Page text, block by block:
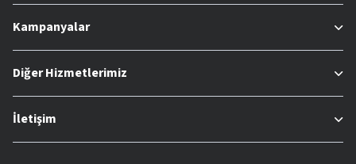
Kampanyalar
Diğer Hizmetlerimiz
İletişim